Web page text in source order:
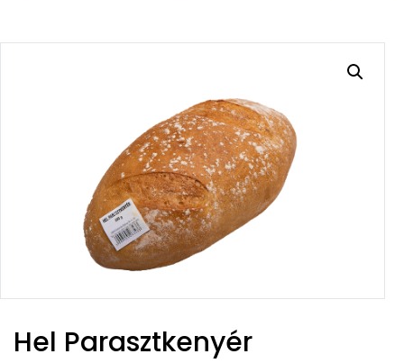
Hel Parasztkenyér